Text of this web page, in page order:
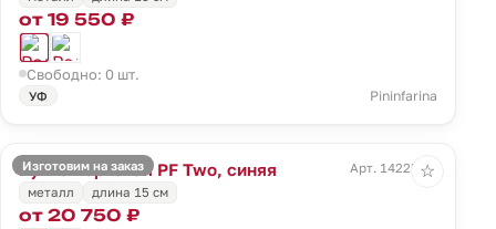
от 19 550 ₽
Свободно: 0 шт.
УФ Pininfarina
Изготовим на заказ
Ручка перьевая PF Two, синяя
Арт. 14225.40
металл
длина 15 см
от 20 750 ₽
☆